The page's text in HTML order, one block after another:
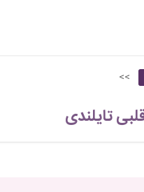
<<
تایلندی